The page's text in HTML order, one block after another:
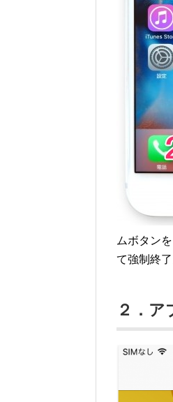
ムボタン
て強制終
２．ア